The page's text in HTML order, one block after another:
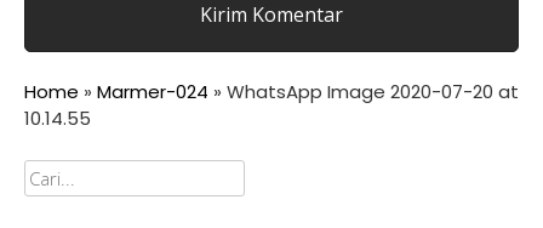
Home » Marmer-024 » WhatsApp Image 2020-07-20 at
10.14.55
Cari